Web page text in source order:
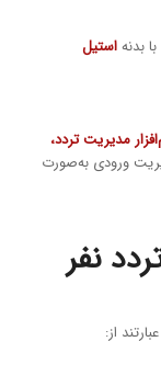
بدنهاستیل
مدیریت تردد،
ورودی به‌صورت
نفر
از: